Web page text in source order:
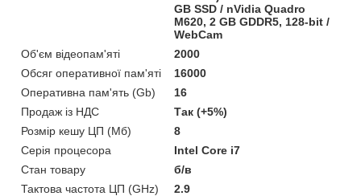
GB SSD / nVidia Quadro
M620, 2 GB GDDR5, 128-bit /
WebCam
Об'єм відеопам'яті
2000
Обсяг оперативної пам'яті
16000
Оперативна пам'ять (Gb)
16
Продаж із НДС
Так (+5%)
Розмір кешу ЦП (Мб)
8
Серія процесора
Intel Core i7
Стан товару
б/в
Тактова частота ЦП (GHz)
2.9